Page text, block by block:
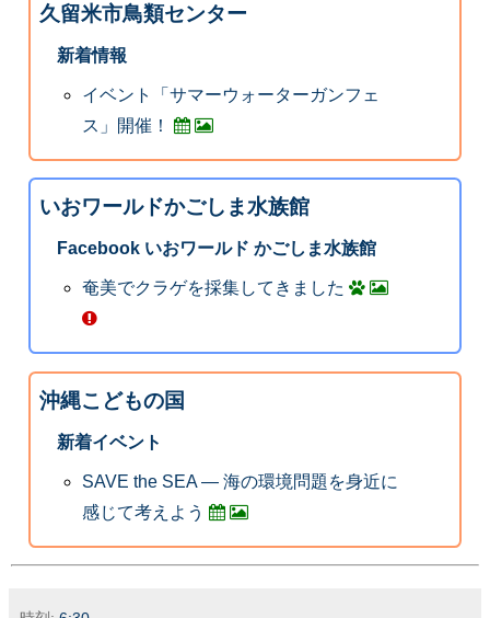
久留米市鳥類センター
新着情報
イベント「サマーウォーターガンフェ
ス」開催！
いおワールドかごしま水族館
Facebook いおワールド かごしま水族館
奄美でクラゲを採集してきました
沖縄こどもの国
新着イベント
SAVE the SEA ― 海の環境問題を身近に
感じて考えよう